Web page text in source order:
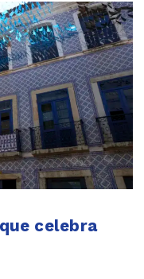
celebra